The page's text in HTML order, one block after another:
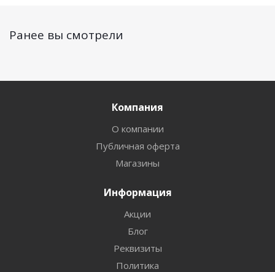
Ранее вы смотрели
Компания
О компании
Публичная оферта
Магазины
Информация
Акции
Блог
Реквизиты
Политика